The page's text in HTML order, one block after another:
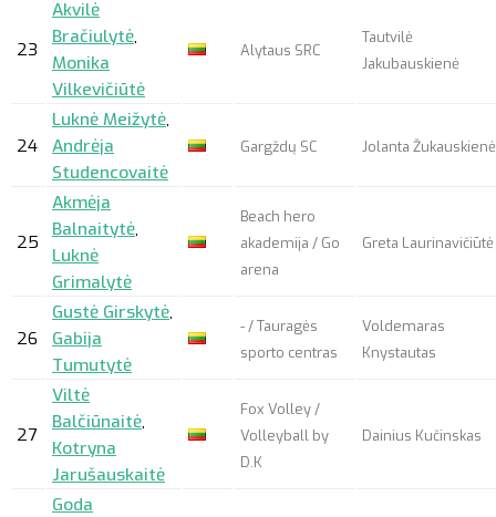
23
Akvilė
Bračiulytė,
Monika
Vilkevičiūtė
Alytaus SRC
Tautvilė
Jakubauskienė
24
Luknė Meižytė,
Andrėja
Studencovaitė
Gargždų SC Jolanta Žukauskienė
25
Akmėja
Balnaitytė,
Luknė
Grimalytė
Beach hero
akademija / Go
arena
Greta Laurinavičiūtė
26
Gustė Girskytė,
Gabija
Tumutytė
- / Tauragės
sporto centras
Voldemaras
Knystautas
27
Viltė
Balčiūnaitė,
Kotryna
Jarušauskaitė
Fox Volley /
Volleyball by
D.K
Dainius Kučinskas
Goda